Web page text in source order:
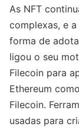
As NFT
complexas, e
forma de
ligou o seu
Filecoin para
Ethereum
Filecoin.
usadas para